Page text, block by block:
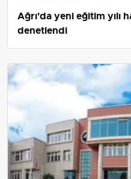
Ağrı'da yeni eğitim yılı
denetlendi